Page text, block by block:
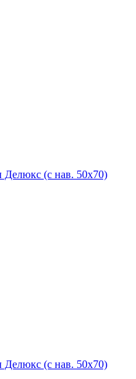
Делюкс (с нав. 50х70)
Делюкс (с нав. 50х70)